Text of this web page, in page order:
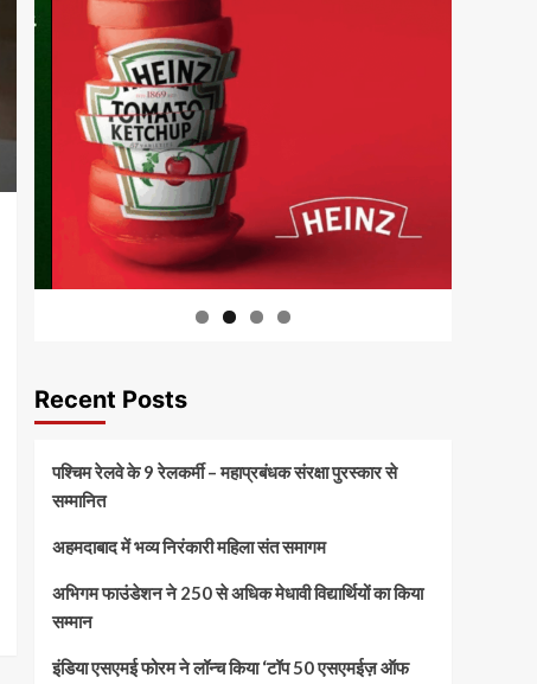
Recent Posts
पश्चिम रेलवे के 9 रेलकर्मी – महाप्रबंधक संरक्षा पुरस्कार से
सम्मानित
अहमदाबाद में भव्य निरंकारी महिला संत समागम
अभिगम फाउंडेशन ने 250 से अधिक मेधावी विद्यार्थियों का किया
सम्मान
इंडिया एसएमई फोरम ने लॉन्च किया ‘टॉप 50 एसएमईज़ ऑफ